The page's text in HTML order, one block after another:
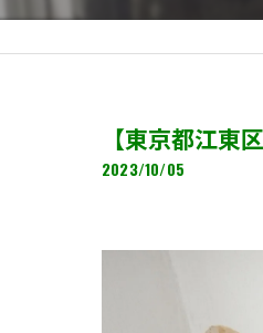
【東京都江東
2023/10/05